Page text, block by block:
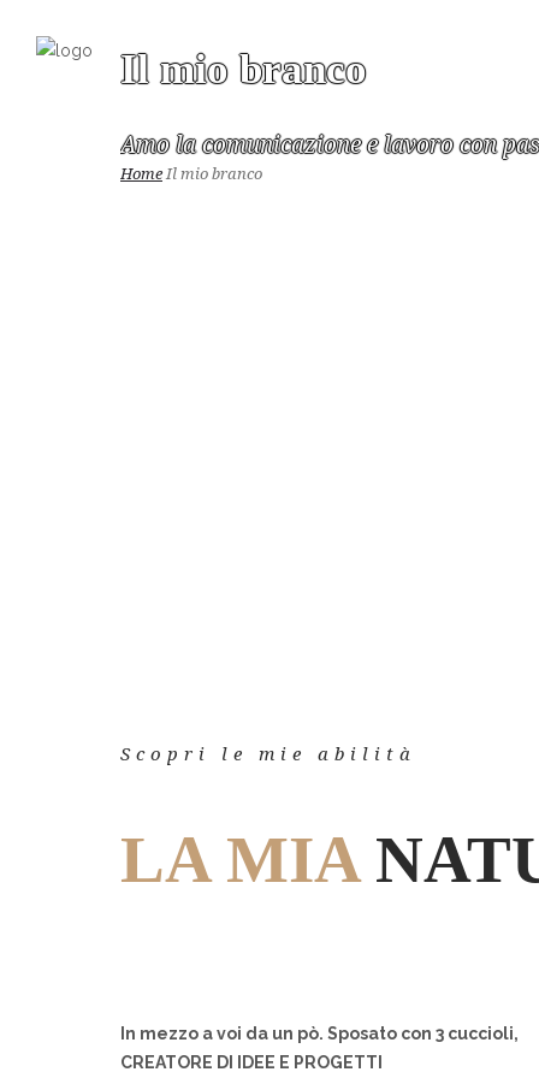
Il mio branco
Amo la comunicazione e lavoro con
Home Il mio branco
Scopri le mie abilità
LA MIA
In mezzo a voi da un pò. Sposato con 3 cuccioli,
CREATORE DI IDEE E PROGETTI